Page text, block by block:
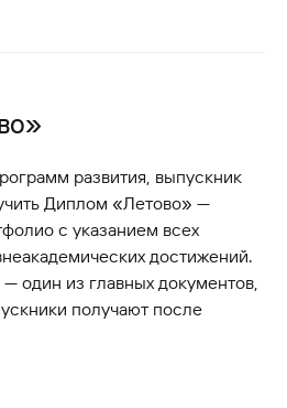
развития, выпускник
Диплом «Летово» —
с указанием всех
достижений.
один из главных документов,
получают после